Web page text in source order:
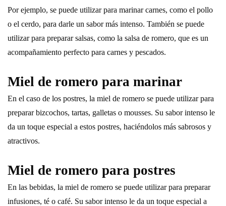
Por ejemplo, se puede utilizar para marinar carnes, como el pollo
o el cerdo, para darle un sabor más intenso. También se puede
utilizar para preparar salsas, como la salsa de romero, que es un
acompañamiento perfecto para carnes y pescados.
Miel de romero para marinar
En el caso de los postres, la miel de romero se puede utilizar para
preparar bizcochos, tartas, galletas o mousses. Su sabor intenso le
da un toque especial a estos postres, haciéndolos más sabrosos y
atractivos.
Miel de romero para postres
En las bebidas, la miel de romero se puede utilizar para preparar
infusiones, té o café. Su sabor intenso le da un toque especial a